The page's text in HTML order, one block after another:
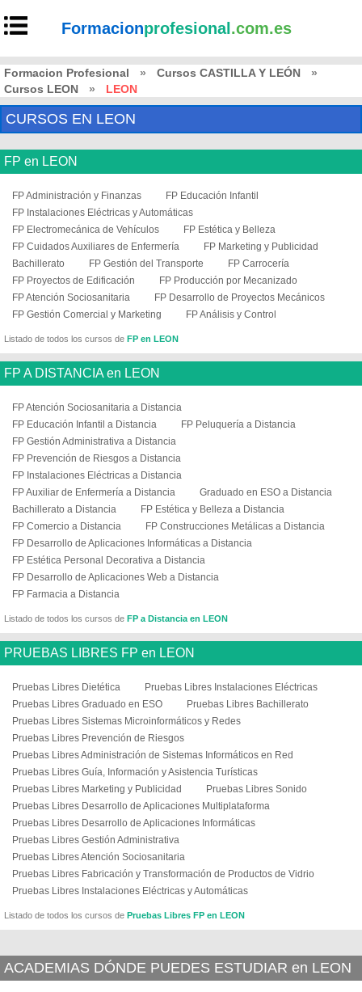
Formacionprofesional .com.es
Formacion Profesional » Cursos CASTILLA Y LEÓN
»
Cursos LEON
» LEON
CURSOS EN LEON
FP en LEON
FP Administración y Finanzas
FP Educación Infantil
FP Instalaciones Eléctricas y Automáticas
FP Electromecánica de Vehículos
FP Estética y Belleza
FP Cuidados Auxiliares de Enfermería
FP Marketing y Publicidad
Bachillerato
FP Gestión del Transporte
FP Carrocería
FP Proyectos de Edificación
FP Producción por Mecanizado
FP Atención Sociosanitaria
FP Desarrollo de Proyectos Mecánicos
FP Gestión Comercial y Marketing
FP Análisis y Control
Listado de todos los cursos de FP en LEON
FP A DISTANCIA en LEON
FP Atención Sociosanitaria a Distancia
FP Educación Infantil a Distancia
FP Peluquería a Distancia
FP Gestión Administrativa a Distancia
FP Prevención de Riesgos a Distancia
FP Instalaciones Eléctricas a Distancia
FP Auxiliar de Enfermería a Distancia
Graduado en ESO a Distancia
Bachillerato a Distancia
FP Estética y Belleza a Distancia
FP Comercio a Distancia
FP Construcciones Metálicas a Distancia
FP Desarrollo de Aplicaciones Informáticas a Distancia
FP Estética Personal Decorativa a Distancia
FP Desarrollo de Aplicaciones Web a Distancia
FP Farmacia a Distancia
Listado de todos los cursos de FP a Distancia en LEON
PRUEBAS LIBRES FP en LEON
Pruebas Libres Dietética
Pruebas Libres Instalaciones Eléctricas
Pruebas Libres Graduado en ESO
Pruebas Libres Bachillerato
Pruebas Libres Sistemas Microinformáticos y Redes
Pruebas Libres Prevención de Riesgos
Pruebas Libres Administración de Sistemas Informáticos en Red
Pruebas Libres Guía, Información y Asistencia Turísticas
Pruebas Libres Marketing y Publicidad
Pruebas Libres Sonido
Pruebas Libres Desarrollo de Aplicaciones Multiplataforma
Pruebas Libres Desarrollo de Aplicaciones Informáticas
Pruebas Libres Gestión Administrativa
Pruebas Libres Atención Sociosanitaria
Pruebas Libres Fabricación y Transformación de Productos de Vidrio
Pruebas Libres Instalaciones Eléctricas y Automáticas
Listado de todos los cursos de Pruebas Libres FP en LEON
ACADEMIAS DÓNDE PUEDES ESTUDIAR en LEON